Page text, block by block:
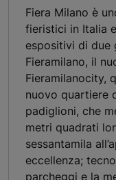
Fiera Milano è
fieristici in Italia
espositivi di due
Fieramilano, il
Fieramilanocity,
nuovo quartiere
padiglioni, che
metri quadrati
sessantamila
eccellenza;
parcheggi e la